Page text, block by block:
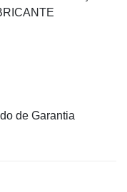
de Garantia